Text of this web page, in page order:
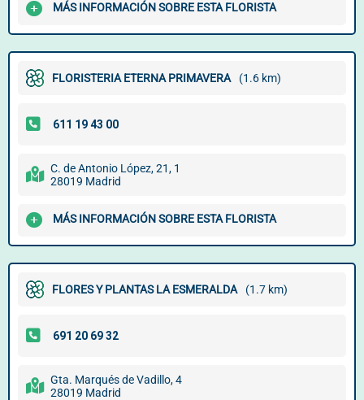
MÁS INFORMACIÓN SOBRE ESTA FLORISTA
FLORISTERIA ETERNA PRIMAVERA (1.6 km)
C. de Antonio López, 21, 1
28019 Madrid
MÁS INFORMACIÓN SOBRE ESTA FLORISTA
FLORES Y PLANTAS LA ESMERALDA (1.7 km)
Gta. Marqués de Vadillo, 4
28019 Madrid